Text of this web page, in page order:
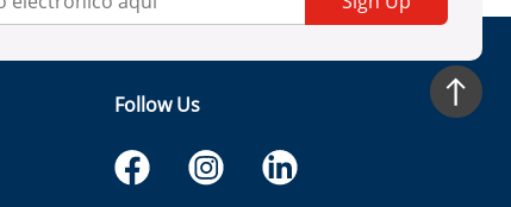
Follow Us